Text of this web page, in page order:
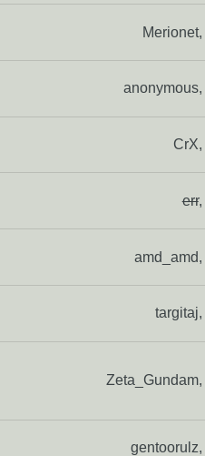
Merionet,
anonymous,
CrX,
err,
amd_amd,
targitaj,
Zeta_Gundam,
gentoorulz,